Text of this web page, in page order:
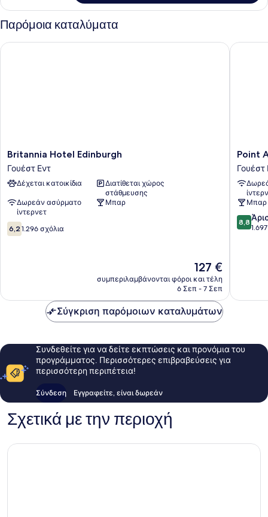
Παρόμοια καταλύματα
Britannia
Hotel
Edinburgh
Γουέστ
Britannia Hotel Edinburgh
Γουέστ Εντ
Δέχεται κατοικίδια
Διατίθεται χώρος
στάθμευσης
Δωρεάν ασύρματο
ίντερνετ
Μπαρ
6.2
στα
6,2 1.296 σχόλια
Η
τιμή
είναι
127 €
συμπεριλαμβάνονται φόροι και τέλη
6 Σεπ - 7 Σεπ
Britannia Hotel Edinburgh
Point
A
Γουέστ
Εντ
Point
Γουέστ
Μπαρ
8.8
στα
8,8
Point A
Σύγκριση παρόμοιων καταλυμάτων
Συνδεθείτε για να δείτε εκπτώσεις και προνόμια του
προγράμματος. Περισσότερες επιβραβεύσεις για
περισσότερη περιπέτεια!
Σύνδεση Εγγραφείτε, είναι δωρεάν
Σχετικά με την περιοχή